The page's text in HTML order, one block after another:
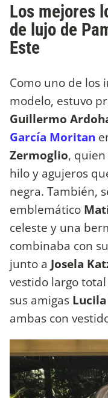
Los mejores
de lujo de
Este
Como uno de los
modelo, estuvo
Guillermo
García Moritan
Zermoglio,
hilo y agujeros
negra. También,
emblemático
celeste y una
combinaba con
junto a Josela
vestido largo
sus amigas
ambas con